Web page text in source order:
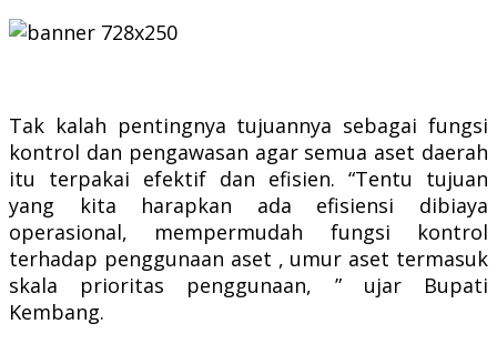
Tak kalah pentingnya tujuannya sebagai fungsi
kontrol dan pengawasan agar semua aset daerah
itu terpakai efektif dan efisien. “Tentu tujuan
yang kita harapkan ada efisiensi dibiaya
operasional, mempermudah fungsi kontrol
terhadap penggunaan aset , umur aset termasuk
skala prioritas penggunaan, ” ujar Bupati
Kembang.